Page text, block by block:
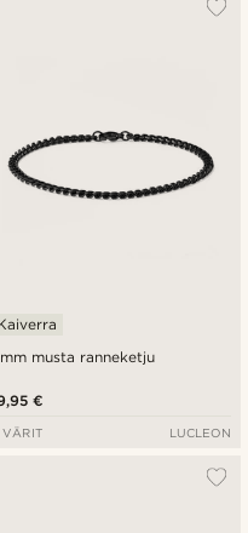
musta ranneketju
€
LUCLEON